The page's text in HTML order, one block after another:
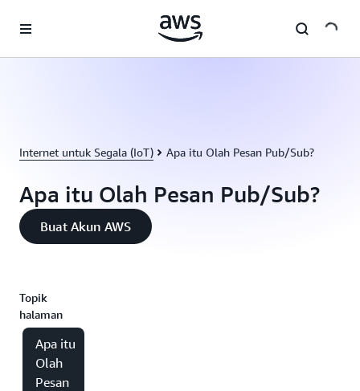
Internet untuk Segala (IoT) Apa itu Olah Pesan Pub/Sub?
Apa itu Olah Pesan Pub/Sub?
Buat Akun AWS
Topik
halaman
Apa itu
Olah
Pesan